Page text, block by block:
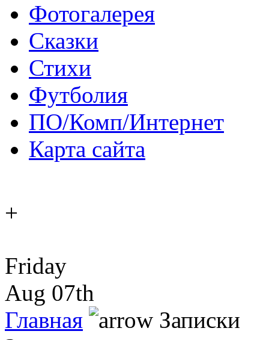
Фотогалерея
Сказки
Стихи
Футболия
ПО/Комп/Интернет
Карта сайта
+
Friday
Aug 07th
Главная
Записки